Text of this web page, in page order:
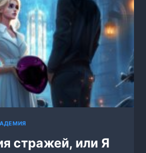
стражей, или Я